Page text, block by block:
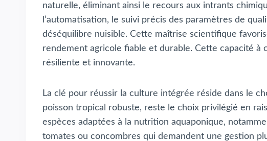
naturelle, éliminant ainsi le recours aux intrants
l’automatisation, le suivi précis des paramètres de
déséquilibre nuisible. Cette maîtrise scientifique
rendement agricole fiable et durable. Cette capacité
résiliente et innovante.
La clé pour réussir la culture intégrée réside dans le
poisson tropical robuste, reste le choix privilégié en
espèces adaptées à la nutrition aquaponique,
tomates ou concombres qui demandent une gestion